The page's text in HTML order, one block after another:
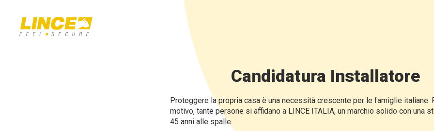
Candidatura Installatore
Proteggere la propria casa è una necessità crescente per le famiglie italiane.
motivo, tante persone si affidano a LINCE ITALIA, un marchio solido con una
45 anni alle spalle.